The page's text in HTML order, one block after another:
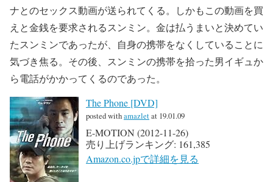
ナとのセックス動画が送られてくる。しかもこの動画を買
えと金銭を要求されるスンミン。金は払うまいと決めてい
たスンミンであったが、自身の携帯をなくしていることに
気づき焦る。その後、スンミンの携帯を拾った男イギュか
ら電話がかかってくるのであった。
The Phone [DVD]
posted withamazletat 19.01.09
E-MOTION (2012-11-26)
売り上げランキング: 161,385
Amazon.co.jpで詳細を見る